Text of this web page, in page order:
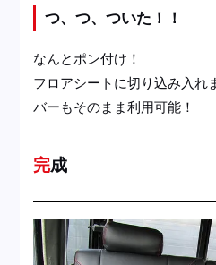
つ、つ、ついた！！
なんとポン付け！
フロアシートに切り込み入れ
バーもそのまま利用可能！
完成